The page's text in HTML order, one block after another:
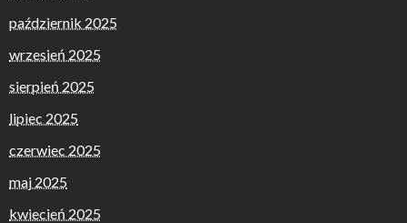
październik 2025
wrzesień 2025
sierpień 2025
lipiec 2025
czerwiec 2025
maj 2025
kwiecień 2025